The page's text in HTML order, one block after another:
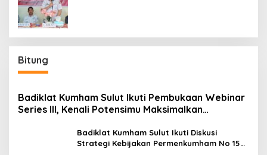
Bitung
Badiklat Kumham Sulut Ikuti Pembukaan Webinar
Series III, Kenali Potensimu Maksimalkan
Badiklat Kumham Sulut Ikuti Diskusi
Strategi Kebijakan Permenkumham No 15